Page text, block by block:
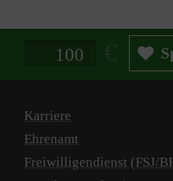
Spendenbetrag in Euro
Karriere
Ehrenamt
Freiwilligendienst (FSJ/